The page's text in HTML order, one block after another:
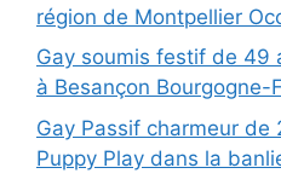
région de Montpellier
Gay soumis festif de 49
à Besançon Bourgogne-
Gay Passif charmeur de
Puppy Play dans la